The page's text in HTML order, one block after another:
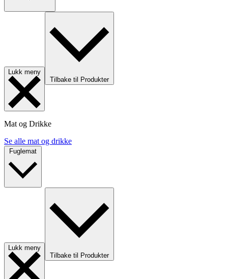
Lukk meny
Tilbake til Produkter
Mat og Drikke
Se alle mat og drikke
Lukk meny
Tilbake til Produkter